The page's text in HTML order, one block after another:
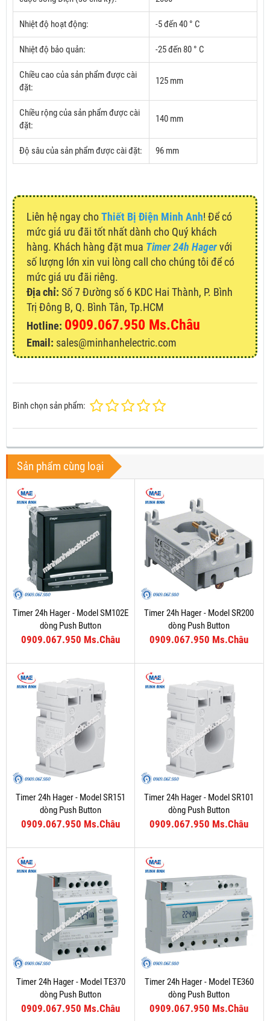
Nhiệt độ hoạt động: -5 đến 40 ° C
Nhiệt độ bảo quản: -25 đến 80 ° C
Chiều cao của sản phẩm được cài
đặt:
125 mm
Chiều rộng của sản phẩm được cài
đặt:
140 mm
Độ sâu của sản phẩm được cài đặt: 96 mm
Liên hệ ngay choThiết Bị Điện Minh Anh! Để có
mức giá ưu đãi tốt nhất dành cho Quý khách
hàng. Khách hàng đặt mua Timer 24h Hagervới
số lượng lớn xin vui lòng call cho chúng tôi để có
mức giá ưu đãi riêng.
Địa chỉ: Số 7 Đường số 6 KDC Hai Thành, P. Bình
Trị Đông B, Q. Bình Tân, Tp.HCM
Hotline: 0909.067.950 Ms.Châu
Email: sales@minhanhelectric.com
Bình chọn sản phẩm:
Sản phẩm cùng loại
Timer 24h Hager - Model SM102E
dòng Push Button
0909.067.950 Ms.Châu
Timer 24h Hager - Model SR200
dòng Push Button
0909.067.950 Ms.Châu
Timer 24h Hager - Model SR151
dòng Push Button
0909.067.950 Ms.Châu
Timer 24h Hager - Model SR101
dòng Push Button
0909.067.950 Ms.Châu
Timer 24h Hager - Model TE370
dòng Push Button
0909.067.950 Ms.Châu
Timer 24h Hager - Model TE360
dòng Push Button
0909.067.950 Ms.Châu